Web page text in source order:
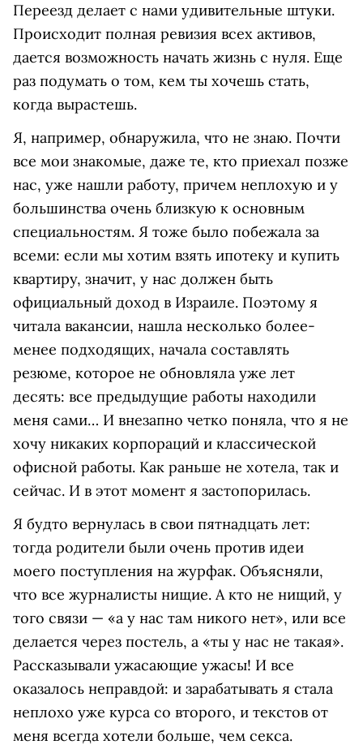
Переезд делает с нами удивительные штуки.
Происходит полная ревизия всех активов,
дается возможность начать жизнь с нуля. Еще
раз подумать о том, кем ты хочешь стать,
когда вырастешь.
Я, например, обнаружила, что не знаю. Почти
все мои знакомые, даже те, кто приехал позже
нас, уже нашли работу, причем неплохую и у
большинства очень близкую к основным
специальностям. Я тоже было побежала за
всеми: если мы хотим взять ипотеку и купить
квартиру, значит, у нас должен быть
официальный доход в Израиле. Поэтому я
читала вакансии, нашла несколько более-
менее подходящих, начала составлять
резюме, которое не обновляла уже лет
десять: все предыдущие работы находили
меня сами… И внезапно четко поняла, что я не
хочу никаких корпораций и классической
офисной работы. Как раньше не хотела, так и
сейчас. И в этот момент я застопорилась.
Я будто вернулась в свои пятнадцать лет:
тогда родители были очень против идеи
моего поступления на журфак. Объясняли,
что все журналисты нищие. А кто не нищий, у
того связи — «а у нас там никого нет», или все
делается через постель, а «ты у нас не такая».
Рассказывали ужасающие ужасы! И все
оказалось неправдой: и зарабатывать я стала
неплохо уже курса со второго, и текстов от
меня всегда хотели больше, чем секса.